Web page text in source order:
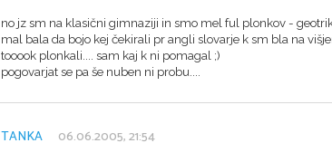
no jz sm na klasični gimnaziji in smo mel ful plonkov -
mal bala da bojo kej čekirali pr angli slovarje k sm bla na
tooook plonkali.... sam kaj k ni pomagal ;)
pogovarjat se pa še nuben ni probu....
TANKA 06.06.2005, 21:54